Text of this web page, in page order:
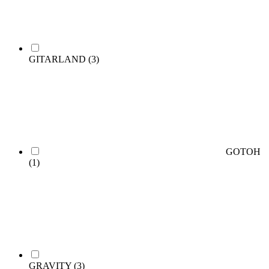
GITARLAND (3)
GOTOH
(1)
GRAVITY (3)